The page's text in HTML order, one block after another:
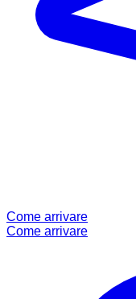
Come arrivare
Come arrivare